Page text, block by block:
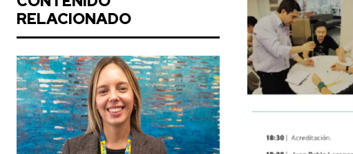
RELACIONADO